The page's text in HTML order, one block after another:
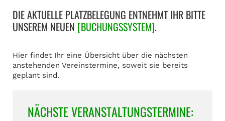
DIE AKTUELLE PLATZBELEGUNG ENTNEHMT IHR BITTE
UNSEREM NEUEN [BUCHUNGSSYSTEM].
Hier findet Ihr eine Übersicht über die nächsten
anstehenden Vereinstermine, soweit sie bereits
geplant sind.
NÄCHSTE VERANSTALTUNGSTERMINE: